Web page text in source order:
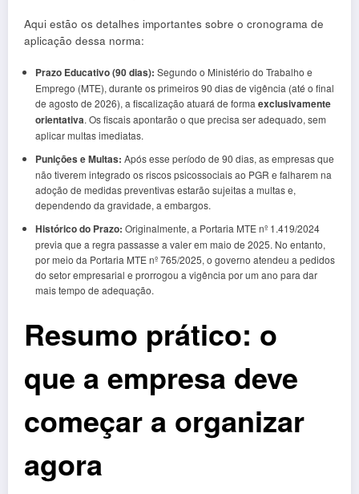
Aqui estão os detalhes importantes sobre o cronograma de
aplicação dessa norma:
Prazo Educativo (90 dias): Segundo o Ministério do Trabalho e
Emprego (MTE), durante os primeiros 90 dias de vigência (até o final
de agosto de 2026), a fiscalização atuará de forma exclusivamente
orientativa. Os fiscais apontarão o que precisa ser adequado, sem
aplicar multas imediatas.
Punições e Multas: Após esse período de 90 dias, as empresas que
não tiverem integrado os riscos psicossociais ao PGR e falharem na
adoção de medidas preventivas estarão sujeitas a multas e,
dependendo da gravidade, a embargos.
Histórico do Prazo: Originalmente, a Portaria MTE nº 1.419/2024
previa que a regra passasse a valer em maio de 2025. No entanto,
por meio da Portaria MTE nº 765/2025, o governo atendeu a pedidos
do setor empresarial e prorrogou a vigência por um ano para dar
mais tempo de adequação.
Resumo prático: o
que a empresa deve
começar a organizar
agora